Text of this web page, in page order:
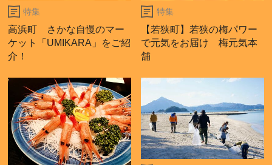
特集
高浜町 さかな自慢のマー
ケット「UMIKARA」をご紹
介！
特集
【若狭町】若狭の梅パワー
で元気をお届け 梅元気本
舗